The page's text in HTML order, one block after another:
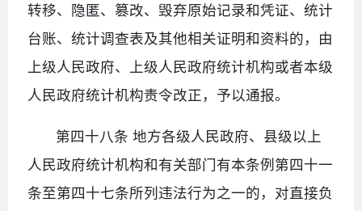
转移、隐匿、篡改、毁弃原始记录和凭证、统计
台账、统计调查表及其他相关证明和资料的，由
上级人民政府、上级人民政府统计机构或者本级
人民政府统计机构责令改正，予以通报。
第四十八条 地方各级人民政府、县级以上
人民政府统计机构和有关部门有本条例第四十一
条至第四十七条所列违法行为之一的，对直接负